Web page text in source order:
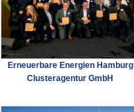
Erneuerbare Energien Hamburg
Clusteragentur GmbH